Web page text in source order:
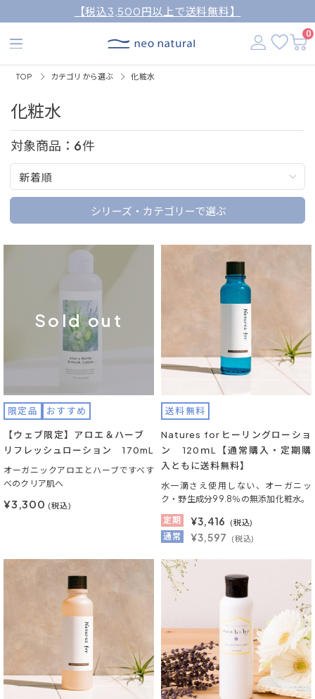
【税込3,500円以上で送料無料】
0
TOP カテゴリから選ぶ 化粧水
化粧水
対象商品： 6件
新着順
シリーズ・カテゴリーで選ぶ
Sold out
限定品 おすすめ
【ウェブ限定】アロエ＆ハーブ
リフレッシュローション 170mL
オーガニックアロエとハーブですべす
べのクリア肌へ
¥3,300 (税込)
送料無料
Natures for ヒーリングローショ
ン 120ｍL【通常購入・定期購
入ともに送料無料】
水一滴さえ使用しない、オーガニッ
ク・野生成分99.8％の無添加化粧水。
定期
¥3,416 (税込)
通常 ¥3,597 (税込)